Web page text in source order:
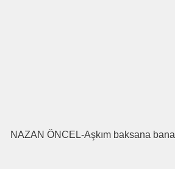
NAZAN ÖNCEL-Aşkım baksana bana